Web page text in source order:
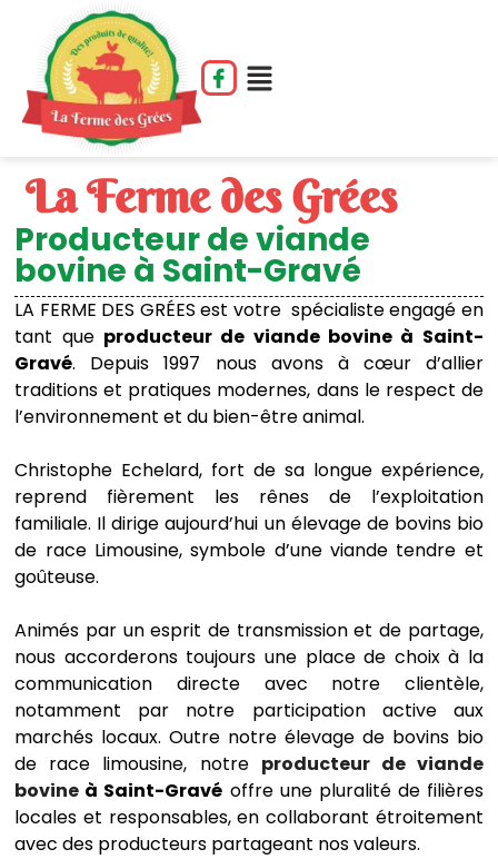
La Ferme des Grées
Producteur de viande
bovine à Saint-Gravé
LA FERME DES GRÉES est votre spécialiste engagé en
tant que producteur de viande bovine à Saint-
Gravé. Depuis 1997 nous avons à cœur d’allier
traditions et pratiques modernes, dans le respect de
l’environnement et du bien-être animal.
Christophe Echelard, fort de sa longue expérience,
reprend fièrement les rênes de l’exploitation
familiale. Il dirige aujourd’hui un élevage de bovins bio
de race Limousine, symbole d’une viande tendre et
goûteuse.
Animés par un esprit de transmission et de partage,
nous accorderons toujours une place de choix à la
communication directe avec notre clientèle,
notamment par notre participation active aux
marchés locaux. Outre notre élevage de bovins bio
de race limousine, notre producteur de viande
bovine à Saint-Gravé offreune pluralité de filières
locales et responsables, en collaborant étroitement
avec des producteurs partageant nos valeurs.